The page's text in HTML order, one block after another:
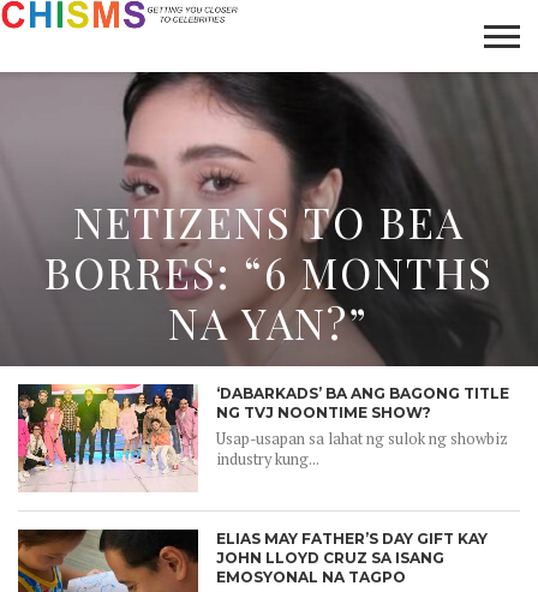
LIFESTYLE
GALLERY
ARTICLES
ABOUT
NETIZENS TO BEA
BORRES: “6 MONTHS
NA YAN?”
‘DABARKADS’ BA ANG BAGONG TITLE
NG TVJ NOONTIME SHOW?
Usap-usapan sa lahat ng sulok ng showbiz
industry kung...
ELIAS MAY FATHER’S DAY GIFT KAY
JOHN LLOYD CRUZ SA ISANG
EMOSYONAL NA TAGPO